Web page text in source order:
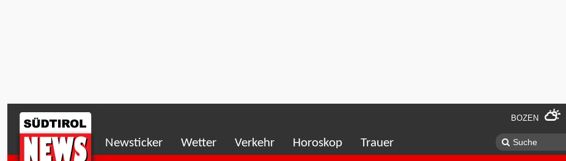
BOZEN
Newsticker Wetter Verkehr Horoskop Trauer